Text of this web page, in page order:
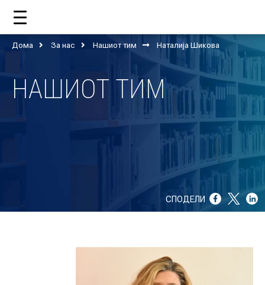
ГОДИШНИ ИЗВЕШТАИ
Дома За нас Нашиот тим Наталија Шикова
НАШИОТ ТИМ
СПОДЕЛИ